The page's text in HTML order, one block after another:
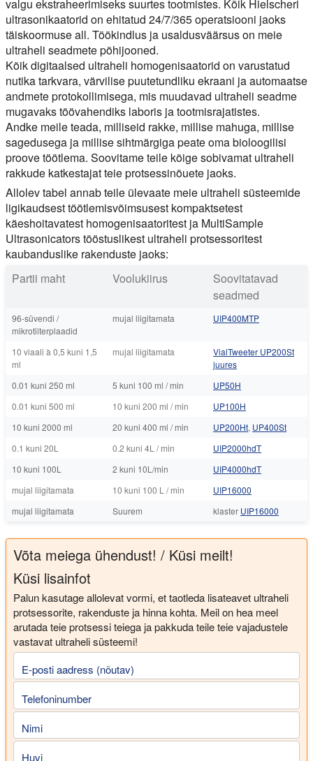
valgu ekstraheerimiseks suurtes tootmistes. Kõik Hielscheri
ultrasonikaatorid on ehitatud 24/7/365 operatsiooni jaoks
täiskoormuse all. Töökindlus ja usaldusväärsus on meie
ultraheli seadmete põhijooned.
Kõik digitaalsed ultraheli homogenisaatorid on varustatud
nutika tarkvara, värvilise puutetundliku ekraani ja automaatse
andmete protokollimisega, mis muudavad ultraheli seadme
mugavaks töövahendiks laboris ja tootmisrajatistes.
Andke meile teada, milliseid rakke, millise mahuga, millise
sagedusega ja millise sihtmärgiga peate oma bioloogilisi
proove töötlema. Soovitame teile kõige sobivamat ultraheli
rakkude katkestajat teie protsessinõuete jaoks.
Allolev tabel annab teile ülevaate meie ultraheli süsteemide
ligikaudsest töötlemisvõimsusest kompaktsetest
käeshoitavatest homogenisaatoritest ja MultiSample
Ultrasonicators tööstuslikest ultraheli protsessoritest
kaubanduslike rakenduste jaoks:
Partii maht
Voolukiirus
Soovitatavad
seadmed
96-süvendi /
mikrotiiterplaadid
mujal liigitamata UIP400MTP
10 viaali à 0,5 kuni 1,5
ml
mujal liigitamata
VialTweeter UP200St
juures
0.01 kuni 250 ml
5 kuni 100 ml / min
UP50H
0.01 kuni 500 ml
10 kuni 200 ml / min
UP100H
10 kuni 2000 ml
20 kuni 400 ml / min UP200Ht, UP400St
0.1 kuni 20L
0.2 kuni 4L / min
UIP2000hdT
10 kuni 100L
2 kuni 10L/min
UIP4000hdT
mujal liigitamata
10 kuni 100 L / min
UIP16000
mujal liigitamata
Suurem klaster UIP16000
Võta meiega ühendust! / Küsi meilt!
Küsi lisainfot
Palun kasutage allolevat vormi, et taotleda lisateavet ultraheli
protsessorite, rakenduste ja hinna kohta. Meil on hea meel
arutada teie protsessi teiega ja pakkuda teile teie vajadustele
vastavat ultraheli süsteemi!
E-posti aadress (nõutav)
Telefoninumber
Nimi
Huvi